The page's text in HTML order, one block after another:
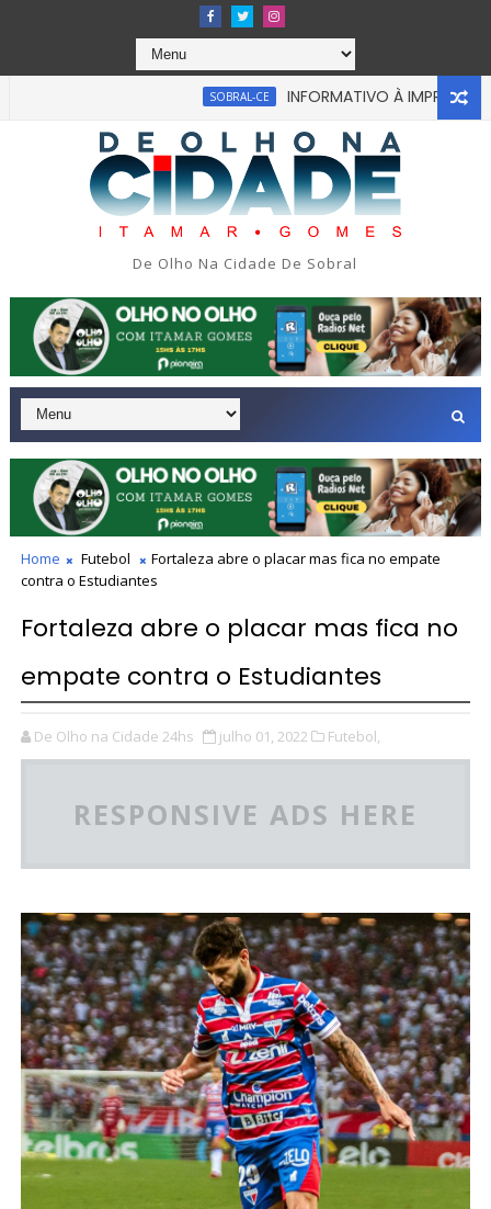
SOBRAL-CE INFORMATIVO À IMPRENSA
em tragédia na tarde da última segunda-feira 13/07/2026
De Olho Na Cidade De Sobral
Home Futebol
Fortaleza abre o placar mas fica no empate
contra o Estudiantes
Fortaleza abre o placar mas fica no
empate contra o Estudiantes
De Olho na Cidade 24hs julho 01, 2022 Futebol,
RESPONSIVE ADS HERE